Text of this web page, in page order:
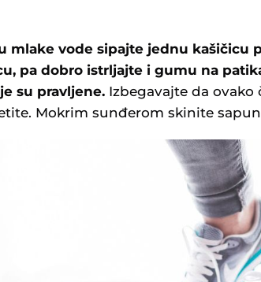
mlake vode sipajte jednu kašičicu
pa dobro istrljajte i gumu na
su pravljene. Izbegavajte da ovako
Mokrim sunđerom skinite